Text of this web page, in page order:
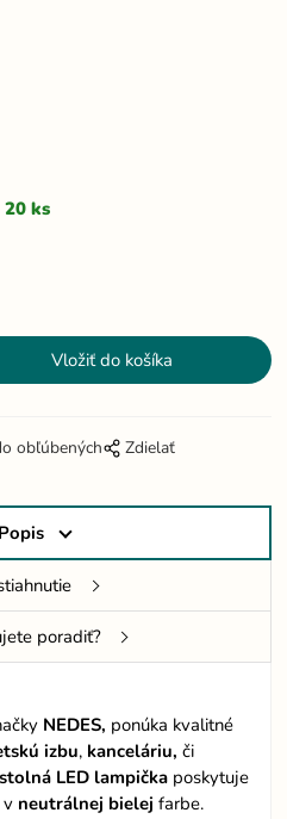
20 ks
obľúbených Zdielať
Popis
poradiť?
NEDES, ponúka kvalitné
izbu, kanceláriu, či
LED lampička poskytuje
v neutrálnej bielejfarbe.